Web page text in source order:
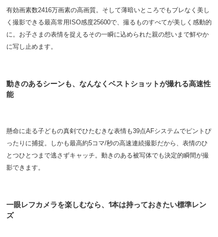
有効画素数2416万画素の高画質。そして薄暗いところでもブレなく美し
く撮影できる最高常用ISO感度25600で、撮るものすべてが美しく感動的
に。お子さまの表情を捉えるその一瞬に込められた親の想いまで鮮やか
に写し止めます。
動きのあるシーンも、なんなくベストショットが撮れる高速性
能
懸命に走る子どもの真剣でひたむきな表情も39点AFシステムでピントぴ
ったりに捕捉。しかも最高約5コマ/秒の高速連続撮影だから、表情のひ
とつひとつまで逃さずキャッチ。動きのある被写体でも決定的瞬間が撮
影できます。
一眼レフカメラを楽しむなら、1本は持っておきたい標準レン
ズ